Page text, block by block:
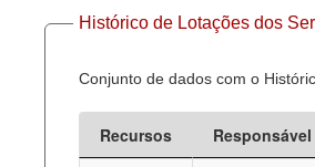
ContatoHistórico de Lotações dos
Conjunto de dados com o
Recursos Responsável